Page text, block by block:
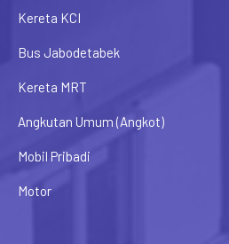
Kereta KCI
Bus Jabodetabek
Kereta MRT
Angkutan Umum (Angkot)
Mobil Pribadi
Motor